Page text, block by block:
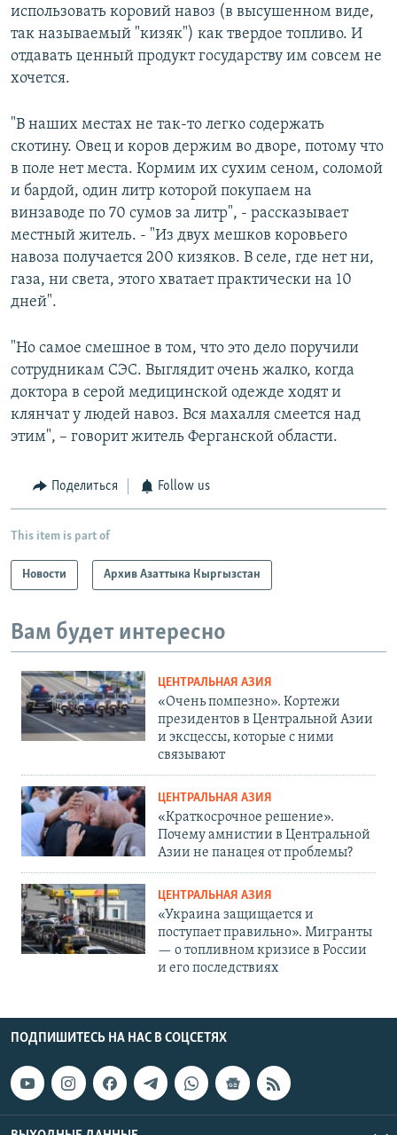
использовать коровий навоз (в высушенном виде,
так называемый "кизяк") как твердое топливо. И
отдавать ценный продукт государству им совсем не
хочется.
"В наших местах не так-то легко содержать
скотину. Овец и коров держим во дворе, потому что
в поле нет места. Кормим их сухим сеном, соломой
и бардой, один литр которой покупаем на
винзаводе по 70 сумов за литр", - рассказывает
местный житель. - "Из двух мешков коровьего
навоза получается 200 кизяков. В селе, где нет ни,
газа, ни света, этого хватает практически на 10
дней".
"Но самое смешное в том, что это дело поручили
сотрудникам СЭС. Выглядит очень жалко, когда
доктора в серой медицинской одежде ходят и
клянчат у людей навоз. Вся махалля смеется над
этим", – говорит житель Ферганской области.
Поделиться Follow us
This item is part of
Новости Архив Азаттыка Кыргызстан
Вам будет интересно
ЦЕНТРАЛЬНАЯ АЗИЯ
«Очень помпезно». Кортежи
президентов в Центральной Азии
и эксцессы, которые с ними
связывают
ЦЕНТРАЛЬНАЯ АЗИЯ
«Краткосрочное решение».
Почему амнистии в Центральной
Азии не панацея от проблемы?
ЦЕНТРАЛЬНАЯ АЗИЯ
«Украина защищается и
поступает правильно». Мигранты
— о топливном кризисе в России
и его последствиях
ПОДПИШИТЕСЬ НА НАС В СОЦСЕТЯХ